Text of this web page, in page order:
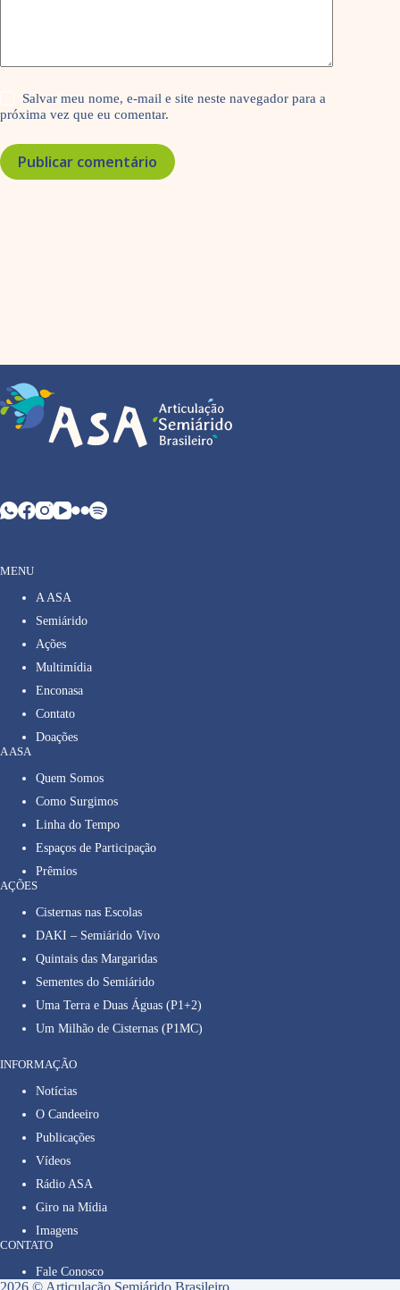
Salvar meu nome, e-mail e site neste navegador para a
próxima vez que eu comentar.
Publicar comentário
MENU
A ASA
Semiárido
Ações
Multimídia
Enconasa
Contato
Doações
A ASA
Quem Somos
Como Surgimos
Linha do Tempo
Espaços de Participação
Prêmios
AÇÕES
Cisternas nas Escolas
DAKI – Semiárido Vivo
Quintais das Margaridas
Sementes do Semiárido
Uma Terra e Duas Águas (P1+2)
Um Milhão de Cisternas (P1MC)
INFORMAÇÃO
Notícias
O Candeeiro
Publicações
Vídeos
Rádio ASA
Giro na Mídia
Imagens
CONTATO
Fale Conosco
2026 © Articulação Semiárido Brasileiro